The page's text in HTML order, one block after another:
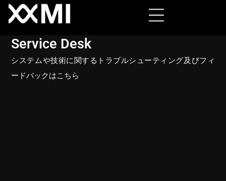
Service Desk
システムや技術に関するトラブルシューティング及びフィ
ードバックはこちら